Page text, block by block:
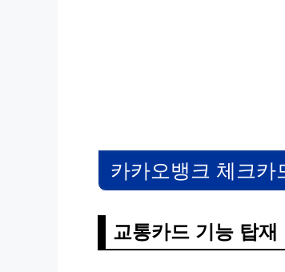
카카오뱅크 체크카
교통카드 기능 탑재